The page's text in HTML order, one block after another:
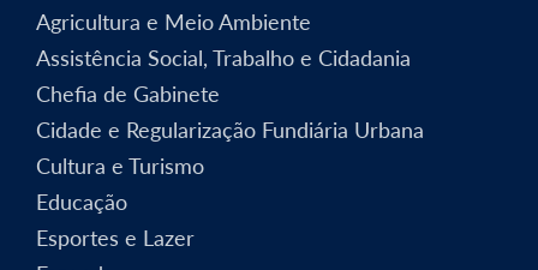
Agricultura e Meio Ambiente
Assistência Social, Trabalho e Cidadania
Chefia de Gabinete
Cidade e Regularização Fundiária Urbana
Cultura e Turismo
Educação
Esportes e Lazer